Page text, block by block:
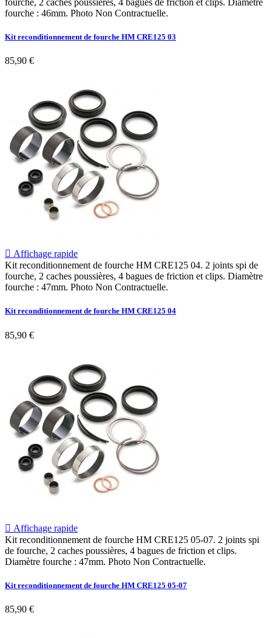
fourche : 46mm. Photo Non Contractuelle.
Kit reconditionnement de fourche HM CRE125 03
85,90 €
 Affichage rapide
Kit reconditionnement de fourche HM CRE125 04. 2 joints spi de
fourche, 2 caches poussières, 4 bagues de friction et clips. Diamètre
fourche : 47mm. Photo Non Contractuelle.
Kit reconditionnement de fourche HM CRE125 04
85,90 €
 Affichage rapide
Kit reconditionnement de fourche HM CRE125 05-07. 2 joints spi
de fourche, 2 caches poussières, 4 bagues de friction et clips.
Diamètre fourche : 47mm. Photo Non Contractuelle.
Kit reconditionnement de fourche HM CRE125 05-07
85,90 €